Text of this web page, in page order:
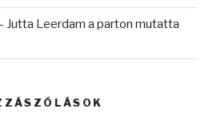
Jutta Leerdam a parton mutatta